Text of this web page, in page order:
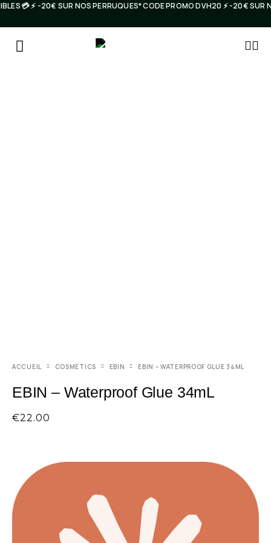
💳 ⚡️ -20€ SUR NOS PERRUQUES* CODE PROMO DVH20 ⚡️ -20€ SUR
ACCUEIL COSMETICS EBIN EBIN – WATERPROOF GLUE 34ML
EBIN – Waterproof Glue 34mL
€22.00